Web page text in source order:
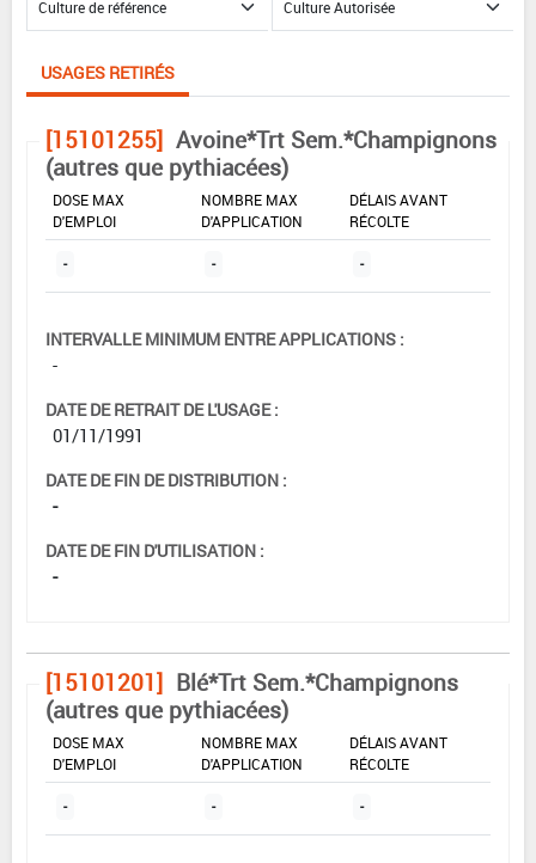
USAGES RETIRÉS
[15101255] Avoine*Trt Sem.*Champignons
(autres que pythiacées)
DOSE MAX
D'EMPLOI
NOMBRE MAX
D'APPLICATION
DÉLAIS AVANT
RÉCOLTE
- - -
INTERVALLE MINIMUM ENTRE APPLICATIONS :
-
DATE DE RETRAIT DE L'USAGE :
01/11/1991
DATE DE FIN DE DISTRIBUTION :
-
DATE DE FIN D'UTILISATION :
-
[15101201] Blé*Trt Sem.*Champignons
(autres que pythiacées)
DOSE MAX
D'EMPLOI
NOMBRE MAX
D'APPLICATION
DÉLAIS AVANT
RÉCOLTE
- - -